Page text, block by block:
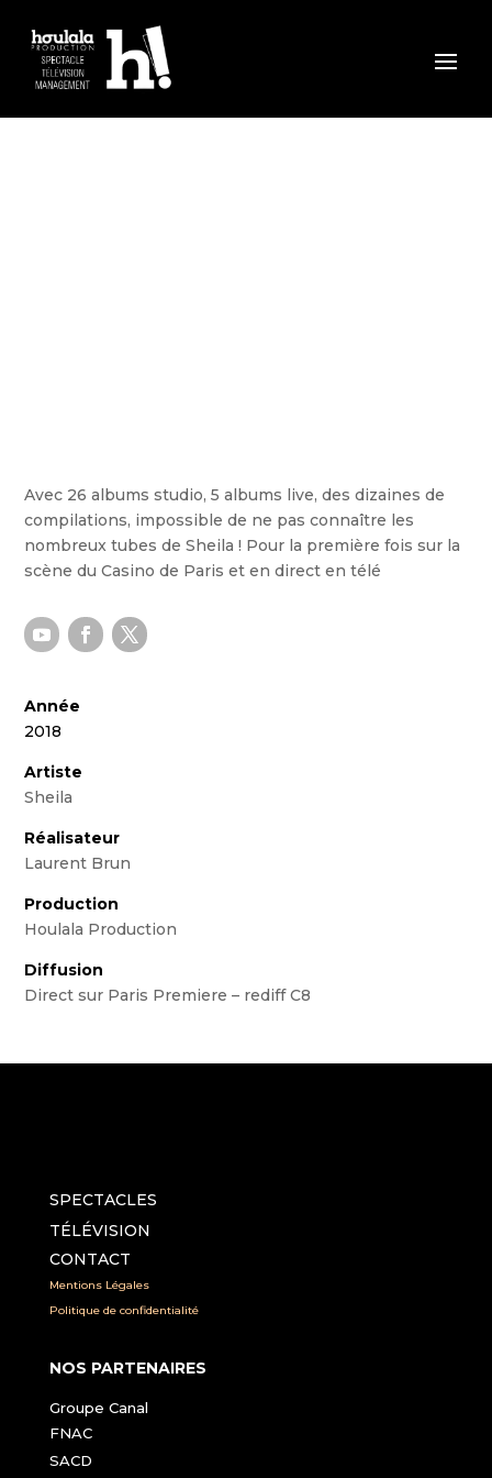
Avec 26 albums studio, 5 albums live, des dizaines de
compilations, impossible de ne pas connaître les
nombreux tubes de Sheila ! Pour la première fois sur la
scène du Casino de Paris et en direct en télé
Année
2018
Artiste
Sheila
Réalisateur
Laurent Brun
Production
Houlala Production
Diffusion
Direct sur Paris Premiere – rediff C8
SPECTACLES
TÉLÉVISION
CONTACT
Mentions Légales
Politique de confidentialité
NOS PARTENAIRES
Groupe Canal
FNAC
SACD